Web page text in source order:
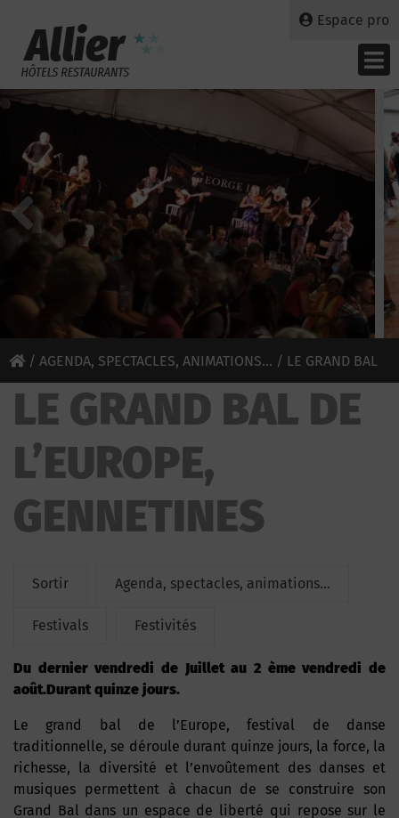
Espace pro
/ AGENDA, SPECTACLES, ANIMATIONS... / LE GRAND BAL
DE L’EUROPE
LE GRAND BAL DE
L’EUROPE,
GENNETINES
Sortir Agenda, spectacles, animations...
Festivals Festivités
Du dernier vendredi de Juillet au 2 ème vendredi de
août.Durant quinze jours.
Le grand bal de l’Europe, festival de danse
traditionnelle, se déroule durant quinze jours, la force, la
richesse, la diversité et l’envoûtement des danses et
musiques permettent à chacun de se construire son
Grand Bal dans un espace de liberté qui repose sur le